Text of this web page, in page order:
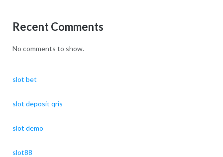
Recent Comments
No comments to show.
slot bet
slot deposit qris
slot demo
slot88